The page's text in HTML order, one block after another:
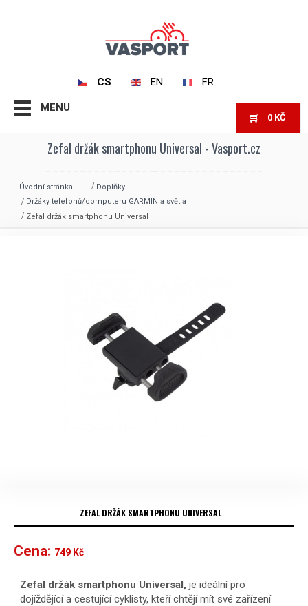
CS EN FR
MENU
0 KČ
Zefal držák smartphonu Universal - Vasport.cz
Úvodní stránka
Doplňky
Držáky telefonů/computeru GARMIN a světla
Zefal držák smartphonu Universal
ZEFAL DRŽÁK SMARTPHONU UNIVERSAL
Cena: 749 Kč
Zefal držák smartphonu Universal, je ideální pro
dojíždějící a cestující cyklisty, kteří chtějí mít své zařízení